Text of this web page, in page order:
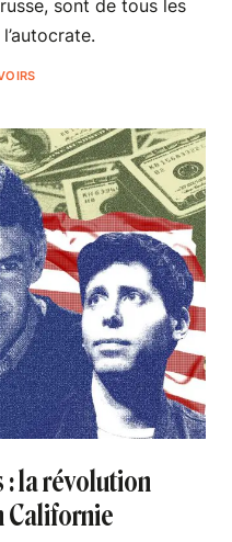
sont de tous les
la révolution
Californie